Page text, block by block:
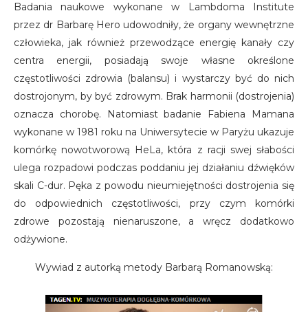
Badania naukowe wykonane w Lambdoma Institute
przez dr Barbarę Hero udowodniły, że organy wewnętrzne
człowieka, jak również przewodzące energię kanały czy
centra energii, posiadają swoje własne określone
częstotliwości zdrowia (balansu) i wystarczy być do nich
dostrojonym, by być zdrowym. Brak harmonii (dostrojenia)
oznacza chorobę. Natomiast badanie Fabiena Mamana
wykonane w 1981 roku na Uniwersytecie w Paryżu ukazuje
komórkę nowotworową HeLa, która z racji swej słabości
ulega rozpadowi podczas poddaniu jej działaniu dźwięków
skali C-dur. Pęka z powodu nieumiejętności dostrojenia się
do odpowiednich częstotliwości, przy czym komórki
zdrowe pozostają nienaruszone, a wręcz dodatkowo
odżywione.
Wywiad z autorką metody Barbarą Romanowską: